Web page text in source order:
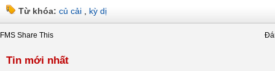
Từ khóa: củ cải kỳ dị
FMS Share This
Tin mới nhất